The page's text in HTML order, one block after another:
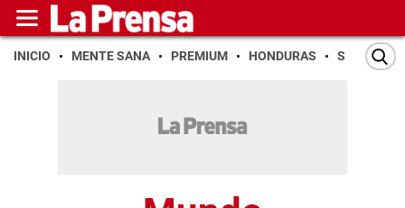
INICIO MENTE SANA PREMIUM HONDURAS SAN PEDRO